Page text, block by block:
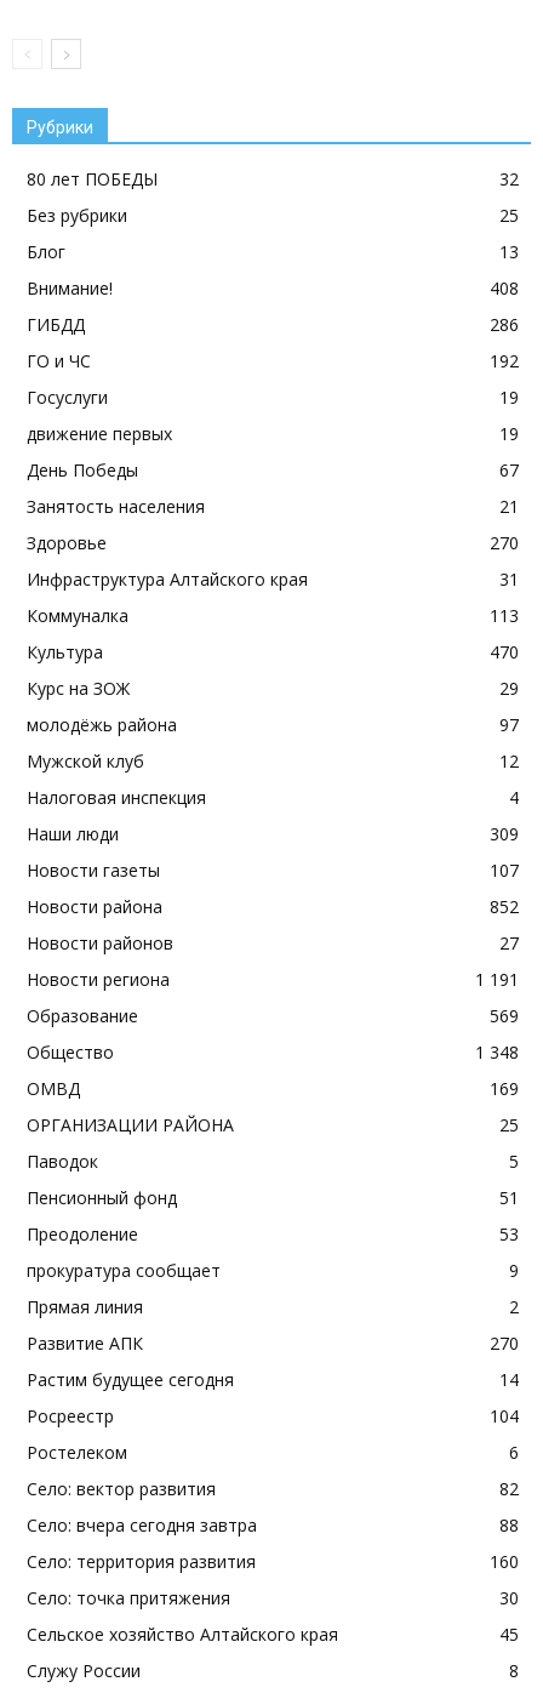
Рубрики
80 лет ПОБЕДЫ
32
Без рубрики
25
Блог
13
Внимание!
408
ГИБДД
286
ГО и ЧС
192
Госуслуги
19
движение первых
19
День Победы
67
Занятость населения
21
Здоровье
270
Инфраструктура Алтайского края
31
Коммуналка
113
Культура
470
Курс на ЗОЖ
29
молодёжь района
97
Мужской клуб
12
Налоговая инспекция
4
Наши люди
309
Новости газеты
107
Новости района
852
Новости районов
27
Новости региона
1 191
Образование
569
Общество
1 348
ОМВД
169
ОРГАНИЗАЦИИ РАЙОНА
25
Паводок
5
Пенсионный фонд
51
Преодоление
53
прокуратура сообщает
9
Прямая линия
2
Развитие АПК
270
Растим будущее сегодня
14
Росреестр
104
Ростелеком
6
Село: вектор развития
82
Село: вчера сегодня завтра
88
Село: территория развития
160
Село: точка притяжения
30
Сельское хозяйство Алтайского края
45
Служу России
8